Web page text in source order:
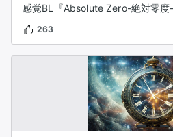
感覚BL『Absolute Zero-絶対零度
263